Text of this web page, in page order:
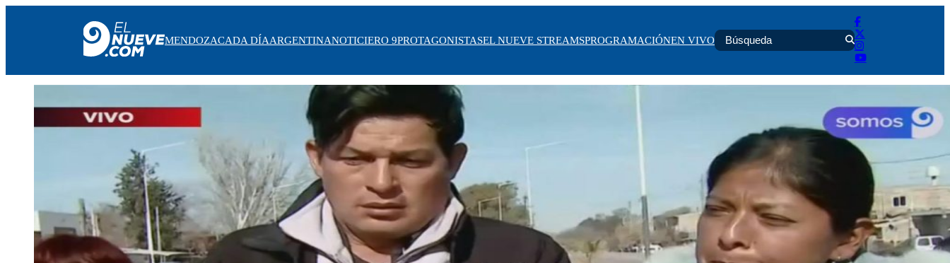
MENDOZA
EL NUEVE STREAMS
PROGRAMACIÓN
EN VIVO
MENDOZACADA DÍAARGENTINANOTICIERO 9PROTAGONISTASEL NUEVE STREAMSPROGRAMACIÓNEN VIVO